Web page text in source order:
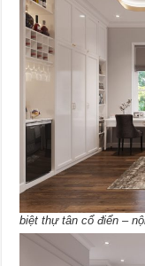
biệt thự tân cổ điển –